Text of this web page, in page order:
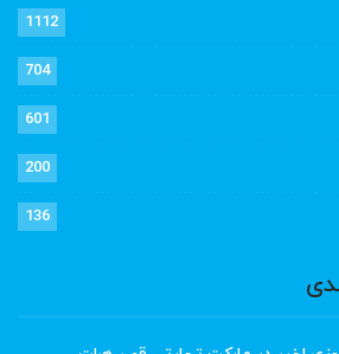
1112
704
601
200
136